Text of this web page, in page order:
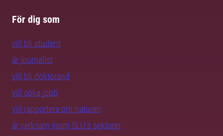
För dig som
vill bli student
är journalist
vill bli doktorand
vill söka jobb
vill rapportera om naturen
är verksam inom SLU:s sektorer